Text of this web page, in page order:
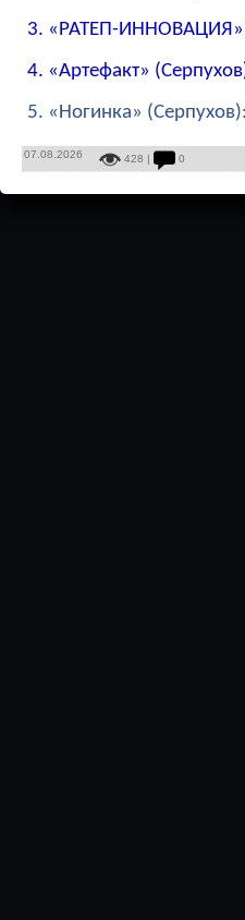
3. «РАТЕП-ИННОВАЦИЯ»
4. «Артефакт»
5. «Ногинка» (Серпухов):
07.08.2026 428 | 0